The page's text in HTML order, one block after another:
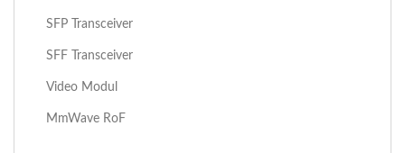
SFP Transceiver
SFF Transceiver
Video Modul
MmWave RoF